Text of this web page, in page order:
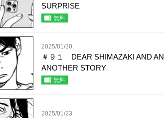
SURPRISE
無料
2025/01/30
＃９１ DEAR SHIMAZAKI AND AN
ANOTHER STORY
無料
2025/01/23